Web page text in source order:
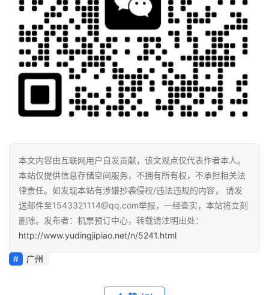
本文内容由互联网用户自发贡献，该文观点仅代表作者本人。
本站仅提供信息存储空间服务，不拥有所有权，不承担相关法
律责任。如发现本站有涉嫌抄袭侵权/违法违规的内容， 请发
送邮件至1543321114@qq.com举报，一经查实，本站将立刻
删除。发布者：机票预订中心，转载请注明出处：
http://www.yudingjipiao.net/n/5241.html
广州